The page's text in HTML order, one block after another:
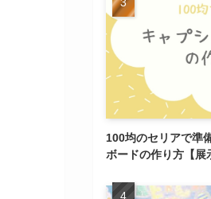
100均のセリアで準
ボードの作り方【展